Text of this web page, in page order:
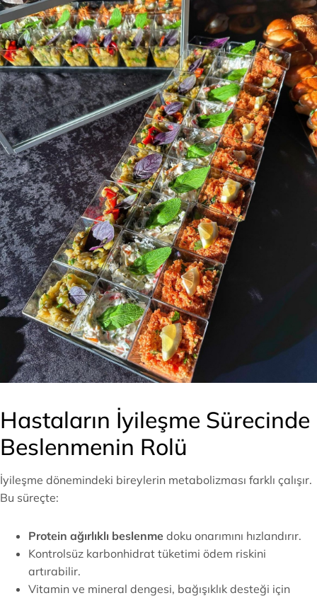
Hastaların İyileşme Sürecinde
Beslenmenin Rolü
İyileşme dönemindeki bireylerin metabolizması farklı çalışır.
Bu süreçte:
Protein ağırlıklı beslenme doku onarımını hızlandırır.
Kontrolsüz karbonhidrat tüketimi ödem riskini
artırabilir.
Vitamin ve mineral dengesi, bağışıklık desteği için